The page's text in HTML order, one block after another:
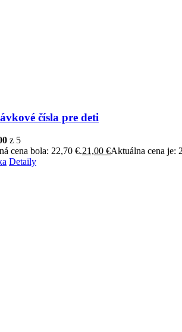
čísla pre deti
z 5
cena bola: 22,70 €.21,00 €Aktuálna cena je:
Detaily